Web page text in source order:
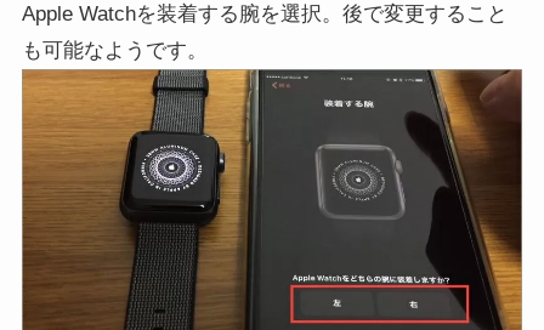
Apple Watchを装着する腕を選択。後で変更すること
も可能なようです。